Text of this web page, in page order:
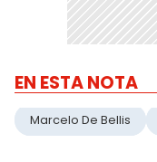
EN ESTA NOTA
Marcelo De Bellis